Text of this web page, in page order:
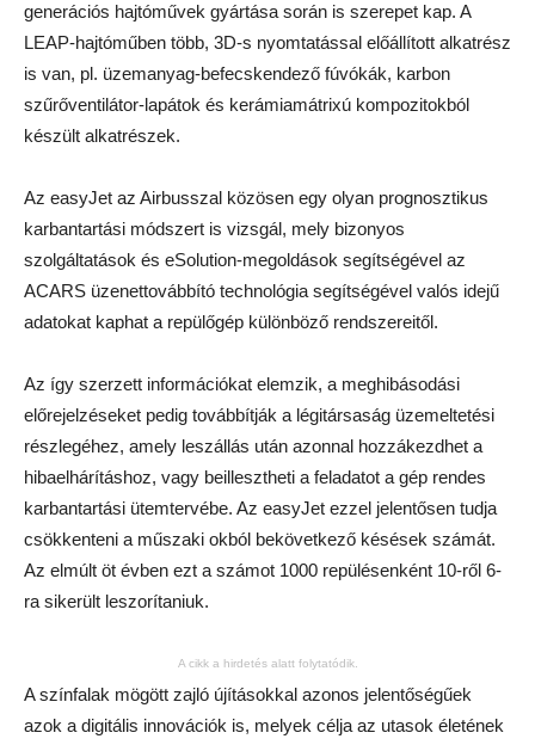
generációs hajtóművek gyártása során is szerepet kap. A
LEAP-hajtóműben több, 3D-s nyomtatással előállított alkatrész
is van, pl. üzemanyag-befecskendező fúvókák, karbon
szűrőventilátor-lapátok és kerámiamátrixú kompozitokból
készült alkatrészek.
Az easyJet az Airbusszal közösen egy olyan prognosztikus
karbantartási módszert is vizsgál, mely bizonyos
szolgáltatások és eSolution-megoldások segítségével az
ACARS üzenettovábbító technológia segítségével valós idejű
adatokat kaphat a repülőgép különböző rendszereitől.
Az így szerzett információkat elemzik, a meghibásodási
előrejelzéseket pedig továbbítják a légitársaság üzemeltetési
részlegéhez, amely leszállás után azonnal hozzákezdhet a
hibaelhárításhoz, vagy beillesztheti a feladatot a gép rendes
karbantartási ütemtervébe. Az easyJet ezzel jelentősen tudja
csökkenteni a műszaki okból bekövetkező késések számát.
Az elmúlt öt évben ezt a számot 1000 repülésenként 10-ről 6-
ra sikerült leszorítaniuk.
A cikk a hirdetés alatt folytatódik.
A színfalak mögött zajló újításokkal azonos jelentőségűek
azok a digitális innovációk is, melyek célja az utasok életének